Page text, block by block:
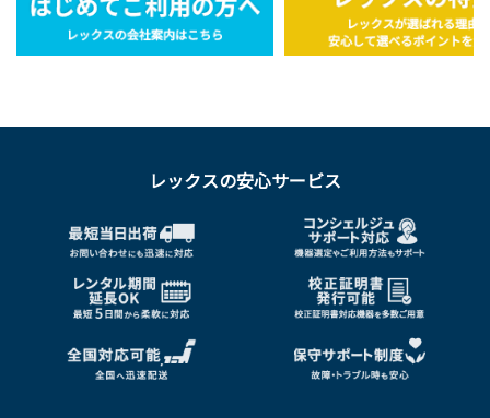
レックスの安心サービス